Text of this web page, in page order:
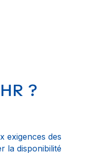
?
exigences des
la disponibilité